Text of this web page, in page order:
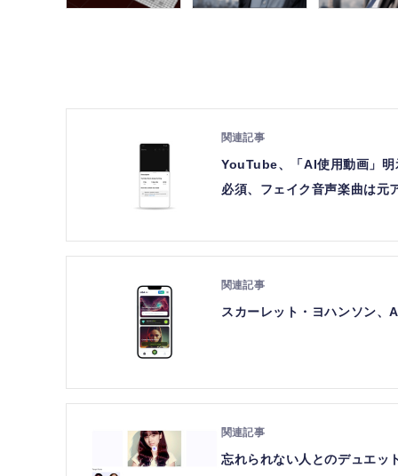
YouTube、「AI使用動画」明
必須、フェイク音声楽曲は元
スカーレット・ヨハンソン、
忘れられない人とのデュエッ